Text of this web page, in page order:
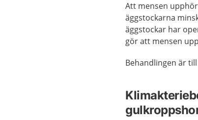
Att mensen
äggstockarna
äggstockar har
gör att mensen
Behandlingen är